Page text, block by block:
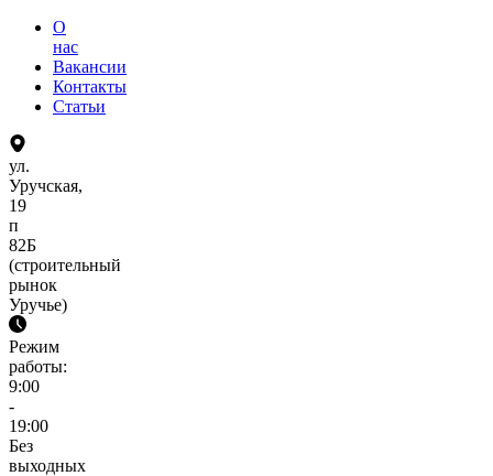
О
нас
Вакансии
Контакты
Статьи
ул.
Уручская,
19
п
82Б
(строительный
рынок
Уручье)
Режим
работы:
9:00
-
19:00
Без
выходных